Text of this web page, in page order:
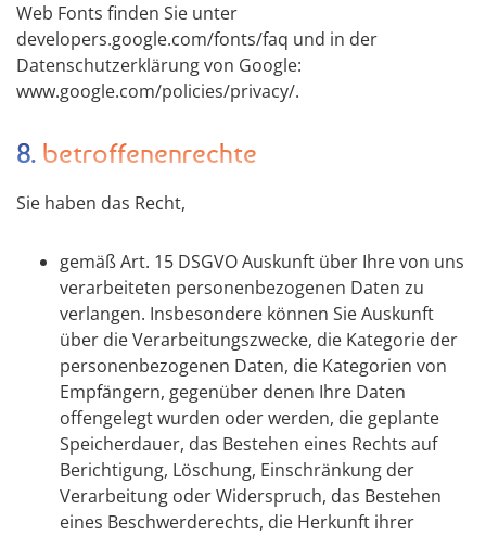
Web Fonts finden Sie unter
developers.google.com/fonts/faq und in der
Datenschutzerklärung von Google:
www.google.com/policies/privacy/.
8. betroffenenrechte
Sie haben das Recht,
gemäß Art. 15 DSGVO Auskunft über Ihre von uns
verarbeiteten personenbezogenen Daten zu
verlangen. Insbesondere können Sie Auskunft
über die Verarbeitungszwecke, die Kategorie der
personenbezogenen Daten, die Kategorien von
Empfängern, gegenüber denen Ihre Daten
offengelegt wurden oder werden, die geplante
Speicherdauer, das Bestehen eines Rechts auf
Berichtigung, Löschung, Einschränkung der
Verarbeitung oder Widerspruch, das Bestehen
eines Beschwerderechts, die Herkunft ihrer